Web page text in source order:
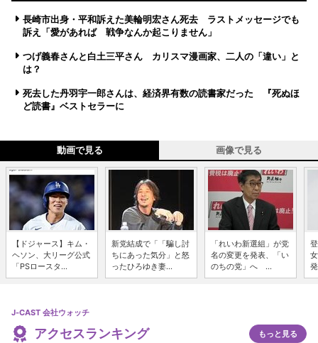
長崎市出身・平和訴えた美輪明宏さん死去 ラストメッセージでも
訴え「愛があれば 戦争なんか起こりません」
つげ義春さんと白土三平さん カリスマ漫画家、二人の「違い」と
は？
死去した丹羽宇一郎さんは、経済界有数の読書家だった 『死ぬほ
ど読書』ベストセラーに
動画で見る 画像で見る
【ドジャース】キム・
ヘソン、大リーグ公式
「PSロースタ...
新党結成で「「騙し討
ちにあった気分」と怒
ったひろゆき妻...
「れいわ新選組」が党
名の変更を発表、「い
のちの党」へ ...
J-CAST 会社ウォッチ
アクセスランキング もっと見る